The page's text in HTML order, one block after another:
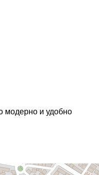
модерно и удобно